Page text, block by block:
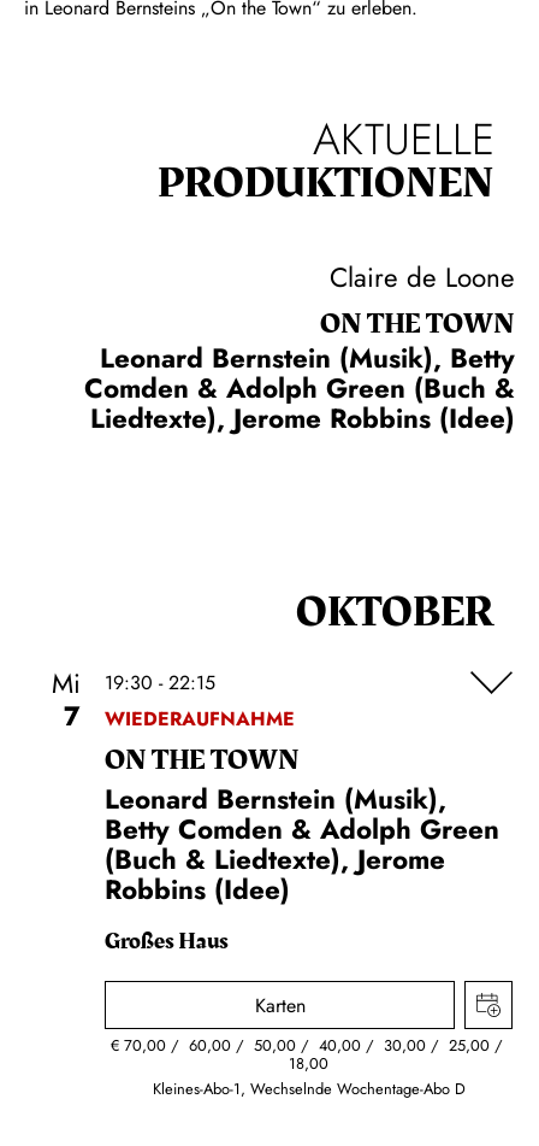
in Leonard Bernsteins „On the Town“ zu erleben.
AKTUELLE
PRODUKTIONEN
Claire de Loone
ON THE TOWN
Leonard Bernstein (Musik), Betty
Comden & Adolph Green (Buch &
Liedtexte), Jerome Robbins (Idee)
OKTOBER
Mi
7
19:30 - 22:15
WIEDERAUFNAHME
ON THE TOWN
Leonard Bernstein (Musik),
Betty Comden & Adolph Green
(Buch & Liedtexte), Jerome
Robbins (Idee)
Großes Haus
Karten
€ 70,00 60,00 50,00 40,00 30,00 25,00
18,00
Kleines-Abo-1, Wechselnde Wochentage-Abo D